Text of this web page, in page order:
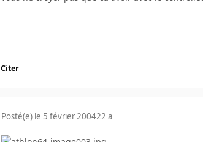
Citer
Posté(e) le 5 février 200422 a